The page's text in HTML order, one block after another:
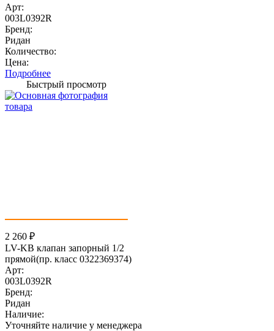
Арт:
003L0392R
Бренд:
Ридан
Количество:
Цена:
Подробнее
Быстрый просмотр
2 260 ₽
LV-KB клапан запорный 1/2
прямой(пр. класс 0322369374)
Арт:
003L0392R
Бренд:
Ридан
Наличие:
Уточняйте наличие у менеджера